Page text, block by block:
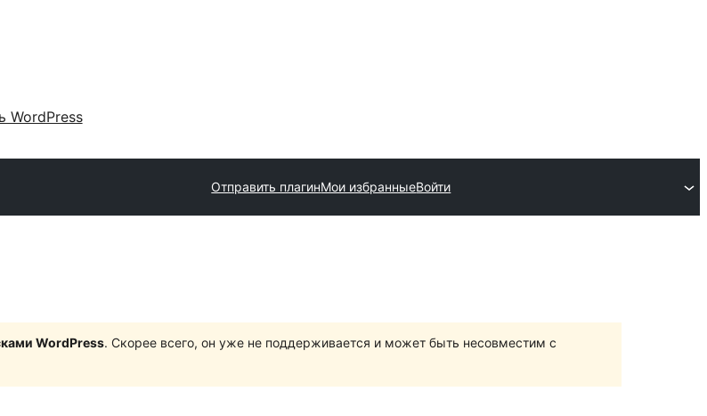
WordPress
Отправить плагинМои избранныеВойти
WordPress. Скорее всего, он уже не поддерживается и может быть несовместим с